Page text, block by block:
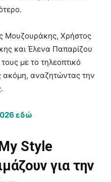
Μουζουράκης, Χρήστος
και Έλενα Παπαρίζου
με το τηλεοπτικό
ακόμη, αναζητώντας την
εδώ
Style
για την